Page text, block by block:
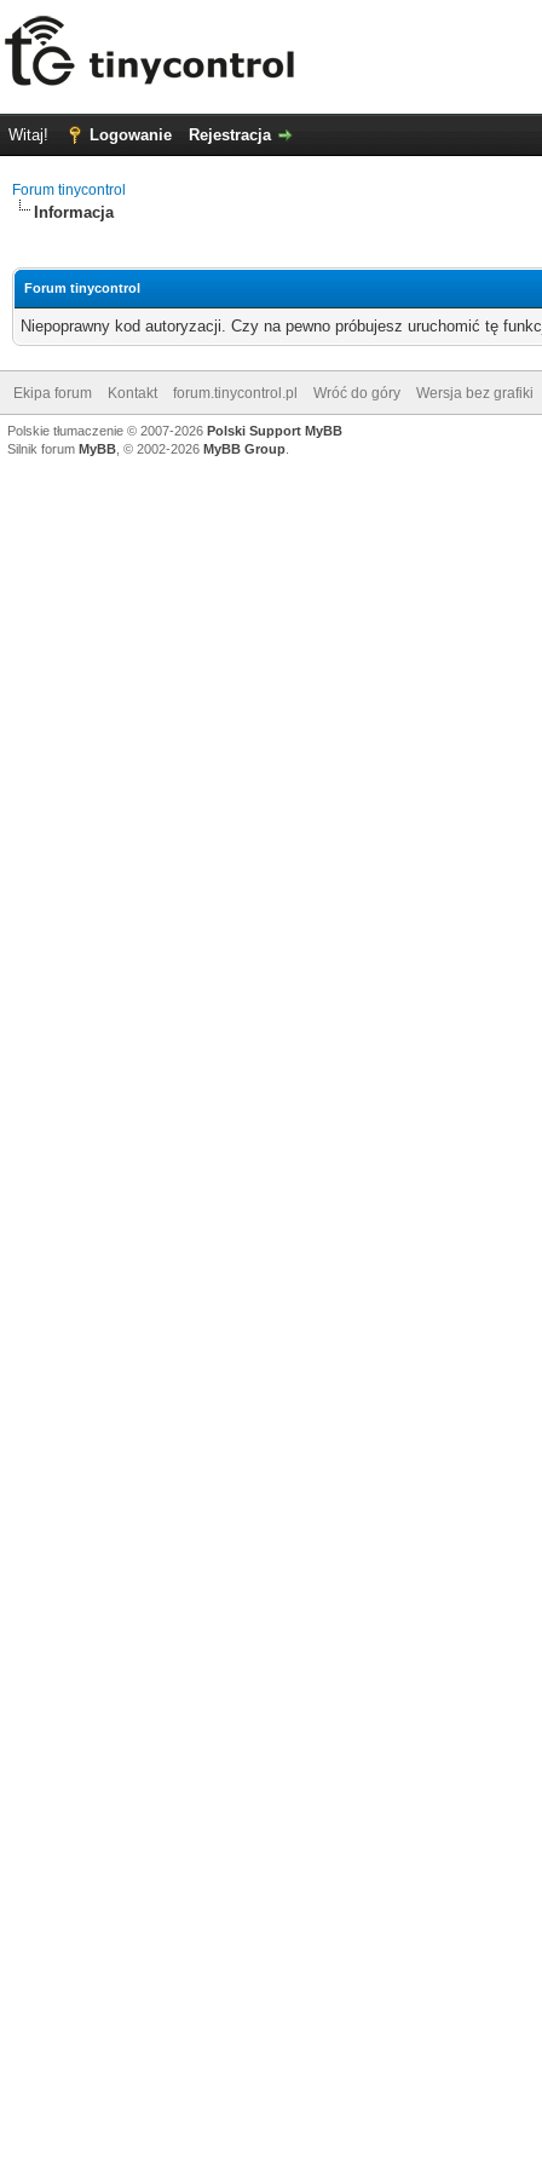
Witaj! Logowanie Rejestracja
Forum tinycontrol
Informacja
Forum tinycontrol
Niepoprawny kod autoryzacji. Czy na pewno próbujesz uruchomić tę
Ekipa forum Kontakt forum.tinycontrol.pl Wróć do góry Wersja bez grafiki
Polskie tłumaczenie © 2007-2026 Polski Support MyBB
Silnik forum MyBB , © 2002-2026 MyBB Group